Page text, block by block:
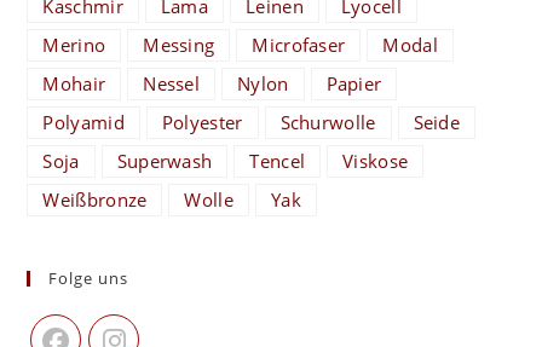
Kaschmir
Lama Leinen
Lyocell
Merino
Messing Microfaser
Modal
Mohair
Nessel Nylon
Papier
Polyamid
Polyester Schurwolle
Seide
Soja
Superwash Tencel
Viskose
Weißbronze
Wolle Yak
Folge uns